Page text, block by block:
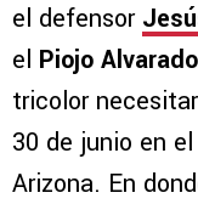
el defensor
el Piojo Alvarado
tricolor
30 de junio en
Arizona. En